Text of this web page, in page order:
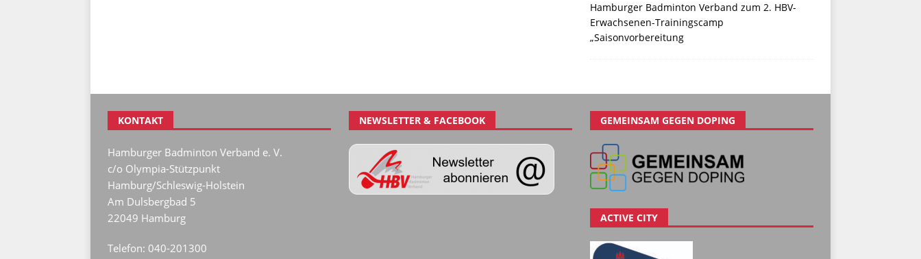
Hamburger Badminton Verband zum 2. HBV-
Erwachsenen-Trainingscamp
„Saisonvorbereitung
KONTAKT
Hamburger Badminton Verband e. V.
c/o Olympia-Stützpunkt
Hamburg/Schleswig-Holstein
Am Dulsbergbad 5
22049 Hamburg
Telefon: 040-201300
NEWSLETTER & FACEBOOK GEMEINSAM GEGEN DOPING
ACTIVE CITY